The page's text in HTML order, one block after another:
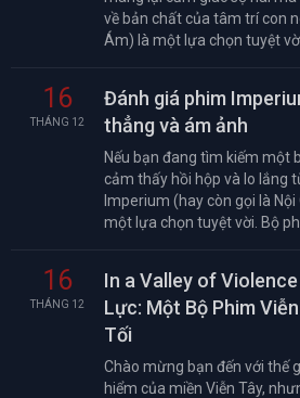
về bản chất của tâm trí con
Ám) là một lựa chọn tuyệt
16
THÁNG 12
Đánh giá phim
thẳng và ám ảnh
Nếu bạn đang tìm kiếm một
cảm thấy hồi hộp và lo lắng
Imperium (hay còn gọi là
một lựa chọn tuyệt vời. Bộ
16
THÁNG 12
In a Valley of
Lực: Một Bộ Phim
Tối
Chào mừng bạn đến với thế
hiểm của miền Viễn Tây,